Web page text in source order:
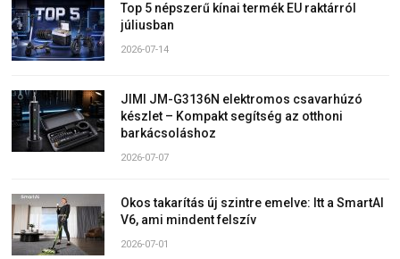
Top 5 népszerű kínai termék EU raktárról
júliusban
2026-07-14
JIMI JM-G3136N elektromos csavarhúzó
készlet – Kompakt segítség az otthoni
barkácsoláshoz
2026-07-07
Okos takarítás új szintre emelve: Itt a SmartAI
V6, ami mindent felszív
2026-07-01